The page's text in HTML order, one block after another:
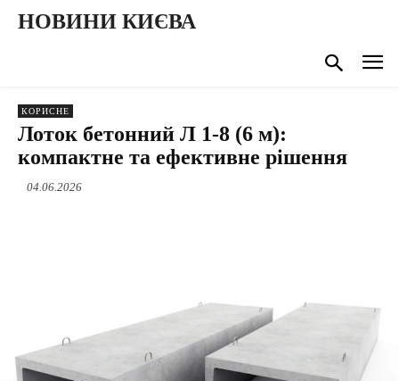
НОВИНИ КИЄВА
КОРИСНЕ
Лоток бетонний Л 1-8 (6 м):
компактне та ефективне рішення
04.06.2026